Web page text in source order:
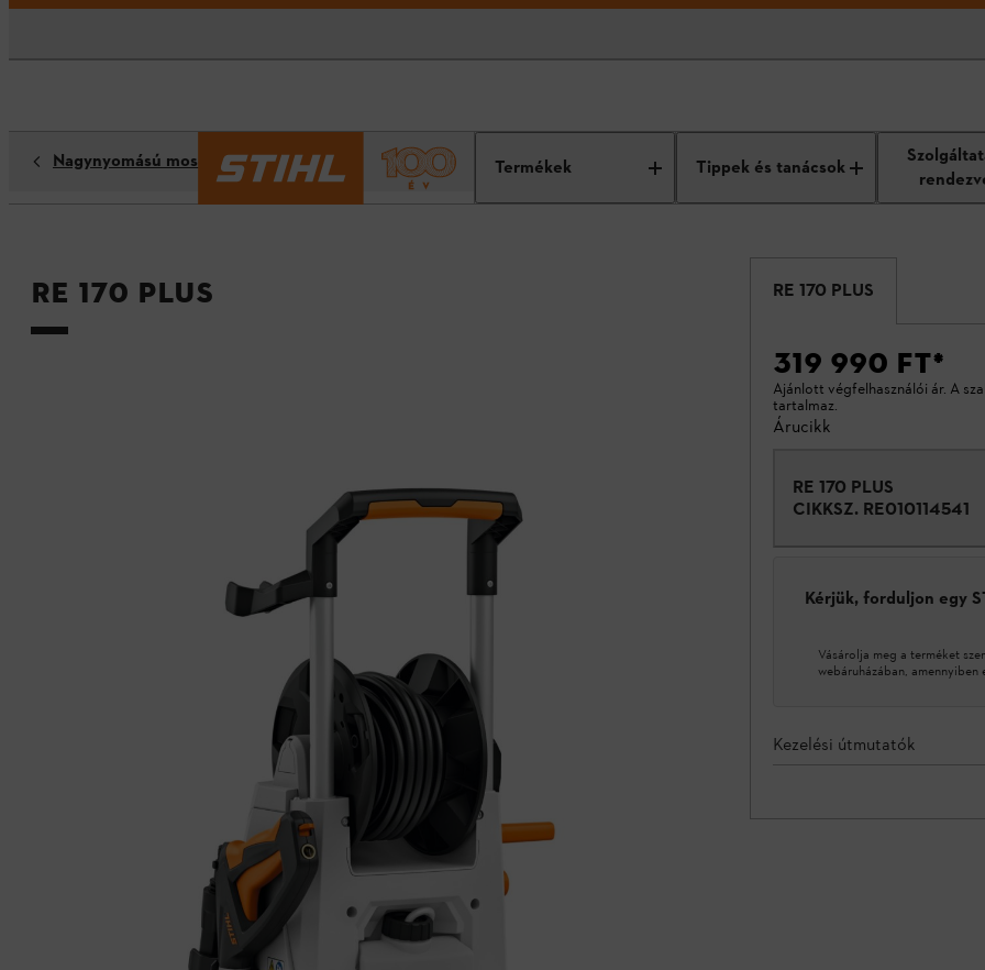
Termékek Tippek és tanácsok
Nagynyomású mosók
RE 170 PLUS RE 170 PLUS
319 990 FT*
Ajánlott végfelhasználói ár. A
tartalmaz.
Árucikk
RE 170 PLUS
CIKKSZ. RE010114541
Kérjük, forduljon egy
Vásárolja meg a terméket
webáruházában, amennyiben
Kezelési útmutatók